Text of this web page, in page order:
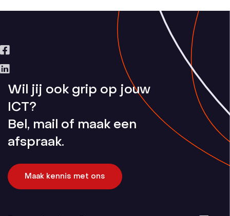
Wil jij ook grip op jouw
ICT?
Bel, mail of maak een
afspraak.
Maak kennis met ons